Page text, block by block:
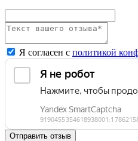
Я согласен с политикой